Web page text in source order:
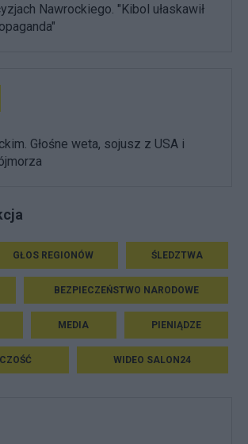
Nawrockiego. "Kibol ułaskawił
Głośne weta, sojusz z USA i
GŁOS REGIONÓW ŚLEDZTWA
BEZPIECZEŃSTWO NARODOWE
MEDIA PIENIĄDZE
WIDEO SALON24